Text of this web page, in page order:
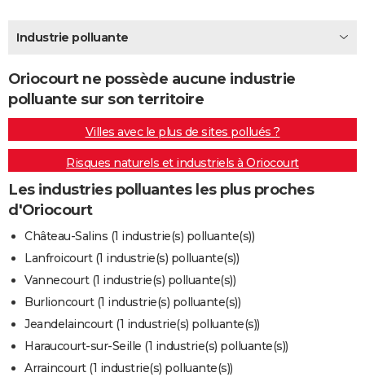
BONS PLANS
CARTE DE VOEUX
Carte de Noël
Carte Bonne année
Carte Saint-Valentin
Carte Pâques
Carte d'anniversaire
DICTIONNAIRE
Dictionnaire
Biographies
Citations
Expressions
Proverbes
PROGRAMME TV
COPAINS D'AVANT
AVIS DE DÉCÈS
FORUM
Industrie polluante
Oriocourt ne possède aucune industrie
polluante sur son territoire
Villes avec le plus de sites pollués ?
Risques naturels et industriels à Oriocourt
Les industries polluantes les plus proches
d'Oriocourt
Château-Salins (1 industrie(s) polluante(s))
Lanfroicourt (1 industrie(s) polluante(s))
Vannecourt (1 industrie(s) polluante(s))
Burlioncourt (1 industrie(s) polluante(s))
Jeandelaincourt (1 industrie(s) polluante(s))
Haraucourt-sur-Seille (1 industrie(s) polluante(s))
Arraincourt (1 industrie(s) polluante(s))